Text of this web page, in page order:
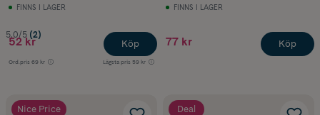
FINNS I LAGER
5.0/5 (2)
52 kr
Ord.pris 69 kr Lägsta pris 59 kr
Köp
FINNS I LAGER
77 kr Köp
Nice Price Deal